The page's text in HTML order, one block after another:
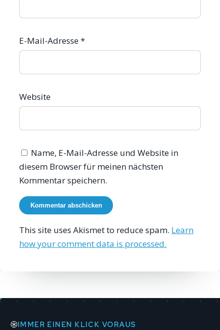
E-Mail-Adresse*
Website
Name, E-Mail-Adresse und Website in
diesem Browser für meinen nächsten
Kommentar speichern.
This site uses Akismet to reduce spam. Learn
how your comment data is processed.
IMMER EINEN KLICK VORAUS